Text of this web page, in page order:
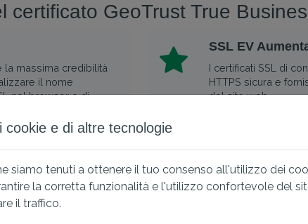
certificato GeoTrust True
la massima credibilità
il nome
nel browser e di
SSL EV
I certificati SSL di
HTTPS sicura e
del sito web.
privata e trovi
un nuovo certificato
Il certificato
combinare diverse
dominio
cookie e di altre tecnologie
siamo tenuti a ottenere il tuo consenso all'utilizzo dei
la corretta funzionalità e l'utilizzo confortevole del
il traffico.